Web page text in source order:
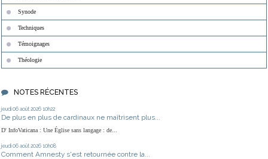
Synode
Techniques
Témoignages
Théologie
NOTES RÉCENTES
jeudi 06 août 2026 10h22
De plus en plus de cardinaux ne maîtrisent plus...
D' InfoVaticana : Une Église sans langage : de...
jeudi 06 août 2026 10h08
Comment Amnesty s'est retournée contre la...